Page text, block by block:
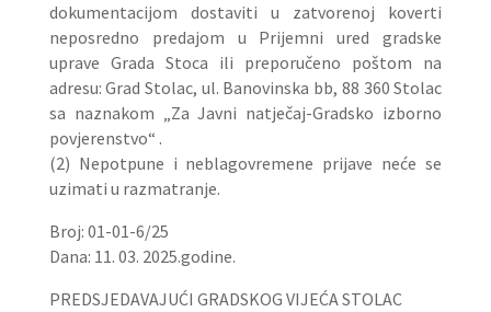
dokumentacijom dostaviti u zatvorenoj koverti
neposredno predajom u Prijemni ured gradske
uprave Grada Stoca ili preporučeno poštom na
adresu: Grad Stolac, ul. Banovinska bb, 88 360 Stolac
sa naznakom „Za Javni natječaj-Gradsko izborno
povjerenstvo“ .
(2) Nepotpune i neblagovremene prijave neće se
uzimati u razmatranje.
Broj: 01-01-6/25
Dana: 11. 03. 2025.godine.
PREDSJEDAVAJUĆI GRADSKOG VIJEĆA STOLAC